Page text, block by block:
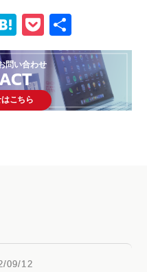
Hatena
Pocket
有
問い合わせ
こちら
09/12